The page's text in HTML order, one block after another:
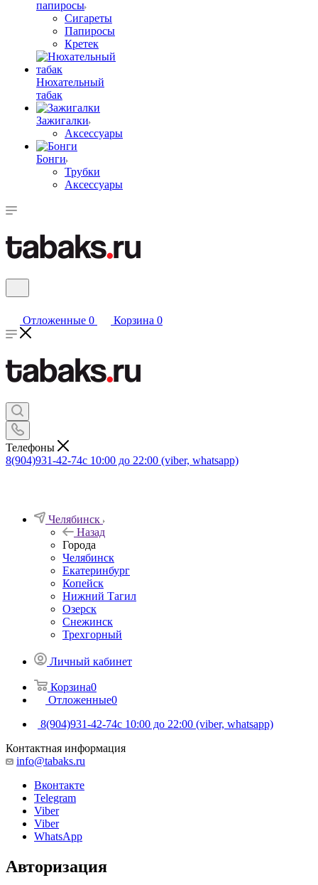
папиросы
Сигареты
Папиросы
Кретек
Нюхательный
табак
Зажигалки
Аксессуары
Бонги
Трубки
Аксессуары
Отложенные 0 Корзина 0
Телефоны
8(904)931-42-74с 10:00 до 22:00 (viber, whatsapp)
Челябинск
Назад
Города
Челябинск
Екатеринбург
Копейск
Нижний Тагил
Озерск
Снежинск
Трехгорный
Личный кабинет
Корзина0
Отложенные0
8(904)931-42-74с 10:00 до 22:00 (viber, whatsapp)
Контактная информация
info@tabaks.ru
Вконтакте
Telegram
Viber
Viber
WhatsApp
Авторизация